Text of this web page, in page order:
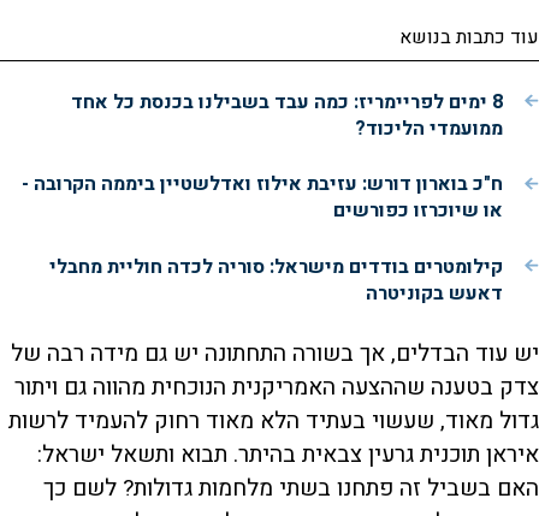
עוד כתבות בנושא
8 ימים לפריימריז: כמה עבד בשבילנו בכנסת כל אחד
ממועמדי הליכוד?
ח"כ בוארון דורש: עזיבת אילוז ואדלשטיין ביממה הקרובה -
או שיוכרזו כפורשים
קילומטרים בודדים מישראל: סוריה לכדה חוליית מחבלי
דאעש בקוניטרה
יש עוד הבדלים, אך בשורה התחתונה יש גם מידה רבה של
צדק בטענה שההצעה האמריקנית הנוכחית מהווה גם ויתור
גדול מאוד, שעשוי בעתיד הלא מאוד רחוק להעמיד לרשות
איראן תוכנית גרעין צבאית בהיתר. תבוא ותשאל ישראל:
האם בשביל זה פתחנו בשתי מלחמות גדולות? לשם כך